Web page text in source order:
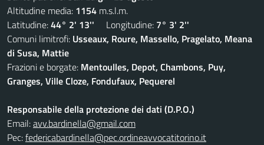
Altitudine media: 1154 m.s.l.m.
Latitudine:44° 2' 13'' Longitudine: 7° 3' 2''
Comuni limitrofi: Usseaux, Roure, Massello, Pragelato, Meana
di Susa, Mattie
Frazioni e borgate: Mentoulles, Depot, Chambons, Puy,
Granges, Ville Cloze, Fondufaux, Pequerel
Responsabile della protezione dei dati (D.P.O.)
Email:avv.bardinella@gmail.com
Pec:federicabardinella@pec.ordineavvocatitorino.it